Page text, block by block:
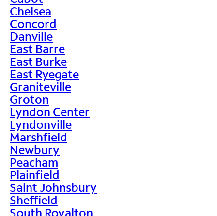
Chelsea
Concord
Danville
East Barre
East Burke
East Ryegate
Graniteville
Groton
Lyndon Center
Lyndonville
Marshfield
Newbury
Peacham
Plainfield
Saint Johnsbury
Sheffield
South Royalton